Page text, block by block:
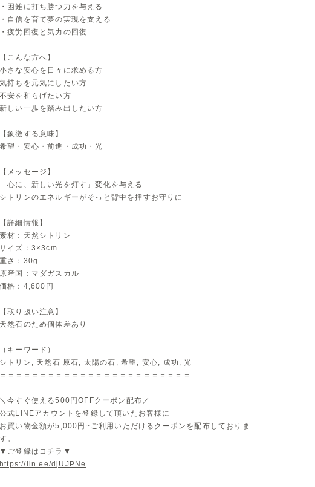
・困難に打ち勝つ力を与える
・自信を育て夢の実現を支える
・疲労回復と気力の回復
【こんな方へ】
小さな安心を日々に求める方
気持ちを元気にしたい方
不安を和らげたい方
新しい一歩を踏み出したい方
【象徴する意味】
希望・安心・前進・成功・光
【メッセージ】
「心に、新しい光を灯す」変化を与える
シトリンのエネルギーがそっと背中を押すお守りに
【詳細情報】
素材：天然シトリン
サイズ：3×3cm
重さ：30g
原産国：マダガスカル
価格：4,600円
【取り扱い注意】
天然石のため個体差あり
（キーワード）
シトリン, 天然石 原石, 太陽の石, 希望, 安心, 成功, 光
＝＝＝＝＝＝＝＝＝＝＝＝＝＝＝＝＝＝＝＝＝＝＝＝
＼今すぐ使える500円OFFクーポン配布／
公式LINEアカウントを登録して頂いたお客様に
お買い物金額が5,000円~ご利用いただけるクーポンを配布しておりま
す。
▼ご登録はコチラ▼
https://lin.ee/djUJPNe